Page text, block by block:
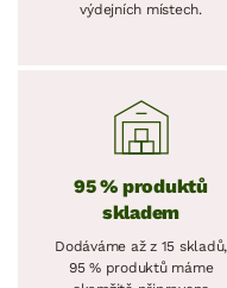
výdejních místech.
95 % produktů
skladem
Dodáváme až z 15 skladů,
95 % produktů máme